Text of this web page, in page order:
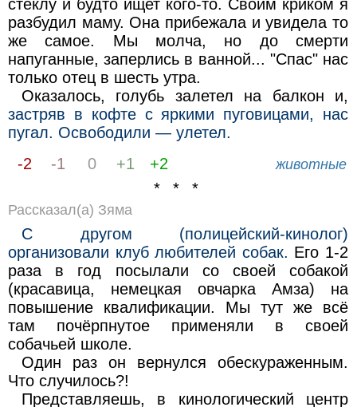
стеклу и будто ищет кого-то. Своим криком я
разбудил маму. Она прибежала и увидела то
же самое. Мы молча, но до смерти
напуганные, заперлись в ванной... "Спас" нас
только отец в шесть утра.
Оказалось, голубь залетел на балкон и,
застряв в кофте с яркими пуговицами, нас
пугал. Освободили — улетел.
-2
-1 0 +1 +2 животные
* * *
Рассказал(а) Зяма
С другом (полицейский-кинолог)
организовали клуб любителей собак. Его 1-2
раза в год посылали со своей собакой
(красавица, немецкая овчарка Амза) на
повышение квалификации. Мы тут же всё
там почёрпнутое применяли в своей
собачьей школе.
Один раз он вернулся обескураженным.
Что случилось?!
Представляешь, в кинологический центр